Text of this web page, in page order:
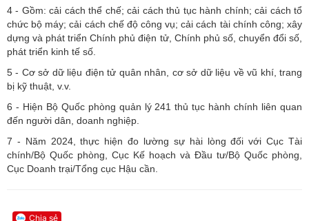
4 - Gồm: cải cách thể chế; cải cách thủ tục hành chính; cải cách tổ
chức bộ máy; cải cách chế độ công vụ; cải cách tài chính công; xây
dựng và phát triển Chính phủ điện tử, Chính phủ số, chuyển đổi số,
phát triển kinh tế số.
5 - Cơ sở dữ liệu điện tử quân nhân, cơ sở dữ liệu về vũ khí, trang
bị kỹ thuật, v.v.
6 - Hiện Bộ Quốc phòng quản lý 241 thủ tục hành chính liên quan
đến người dân, doanh nghiệp.
7 - Năm 2024, thực hiện đo lường sự hài lòng đối với Cục Tài
chính/Bộ Quốc phòng, Cục Kế hoạch và Đầu tư/Bộ Quốc phòng,
Cục Doanh trại/Tổng cục Hậu cần.
Chia sẻ